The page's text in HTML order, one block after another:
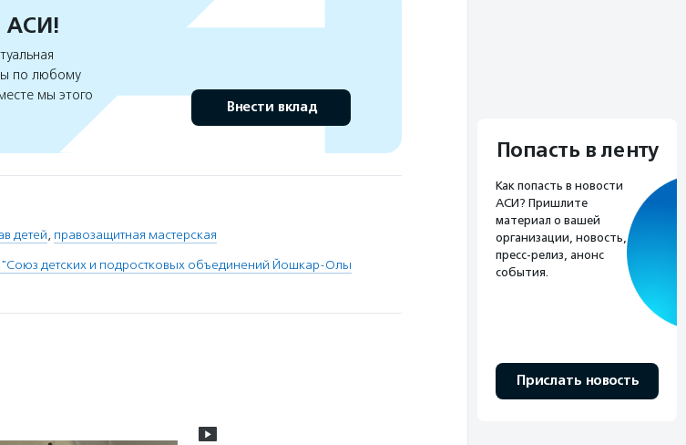
АСИ!
по любому
мы этого
Внести вклад
детей, правозащитная мастерская
"Союз детских и подростковых объединений Йошкар-Олы
Попасть в ленту
Как попасть в новости
АСИ? Пришлите
материал о вашей
организации, новость,
пресс-релиз, анонс
события.
Прислать новость